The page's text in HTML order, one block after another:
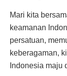
Mari kita
keamanan
persatuan,
keberagaman,
Indonesia maju